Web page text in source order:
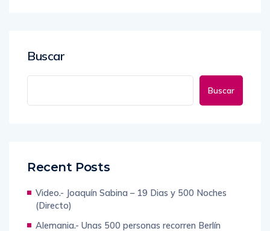
Buscar
Buscar
Recent Posts
Video.- Joaquín Sabina – 19 Dias y 500 Noches
(Directo)
Alemania.- Unas 500 personas recorren Berlín